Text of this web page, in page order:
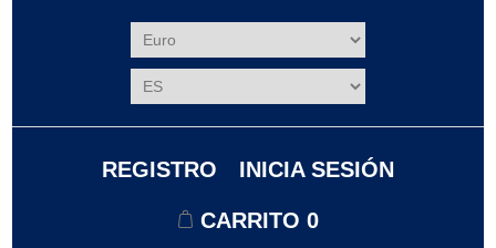
REGISTRO INICIA SESIÓN
CARRITO 0